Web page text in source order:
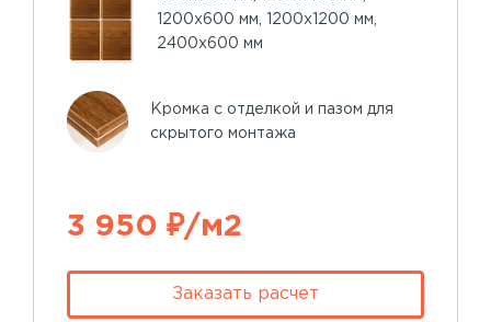
1200х600 мм, 1200х1200 мм,
2400х600 мм
Кромка с отделкой и пазом для
скрытого монтажа
3 950 ₽/м2
Заказать расчет